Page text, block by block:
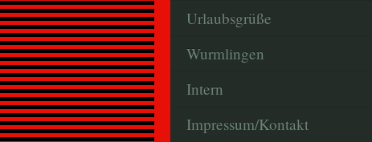
Urlaubsgrüße
Wurmlingen
Intern
Impressum/Kontakt